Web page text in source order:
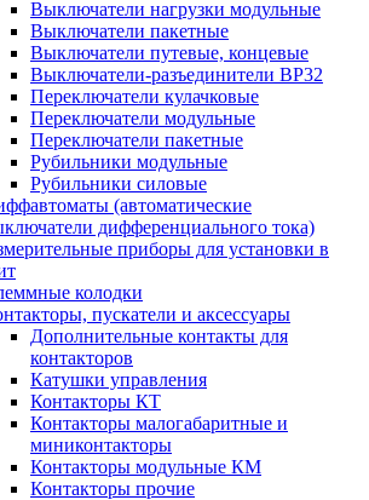
Выключатели нагрузки модульные
Выключатели пакетные
Выключатели путевые, концевые
Выключатели-разъединители ВР32
Переключатели кулачковые
Переключатели модульные
Переключатели пакетные
Рубильники модульные
Рубильники силовые
(автоматические
дифференциального тока)
приборы для установки в
колодки
пускатели и аксессуары
Дополнительные контакты для
контакторов
Катушки управления
Контакторы КТ
Контакторы малогабаритные и
миниконтакторы
Контакторы модульные КМ
Контакторы прочие